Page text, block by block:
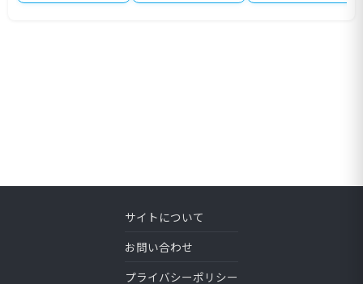
サイトについて
お問い合わせ
プライバシーポリシー